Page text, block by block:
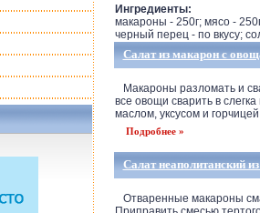
Ингредиенты:
макароны - 250г; мясо -
черный перец - по вкусу;
Салат из макарон с
Макароны разломать и
все овощи сварить в
маслом, уксусом и
Подробнее »
Салат неаполитанский
Отваренные макароны